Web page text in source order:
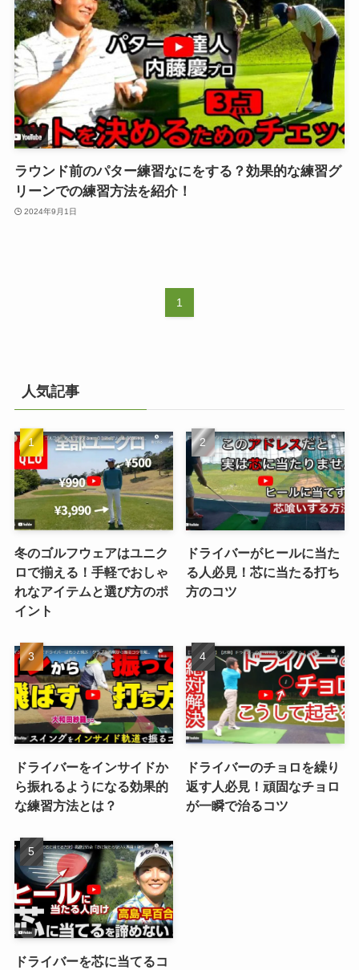
ラウンド前のパター練習なにをする？効果的な練習グ
リーンでの練習方法を紹介！
2024年9月1日
1
人気記事
冬のゴルフウェアはユニク
ロで揃える！手軽でおしゃ
れなアイテムと選び方のポ
イント
ドライバーがヒールに当た
る人必見！芯に当たる打ち
方のコツ
ドライバーをインサイドか
ら振れるようになる効果的
な練習方法とは？
ドライバーのチョロを繰り
返す人必見！頑固なチョロ
が一瞬で治るコツ
ドライバーを芯に当てるコ